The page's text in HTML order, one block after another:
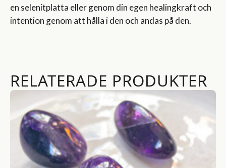
en selenitplatta eller genom din egen healingkraft och
intention genom att hålla i den och andas på den.
RELATERADE PRODUKTER